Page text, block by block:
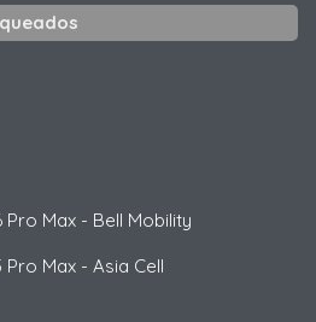
Pro Max - Bell Mobility
Pro Max - Asia Cell